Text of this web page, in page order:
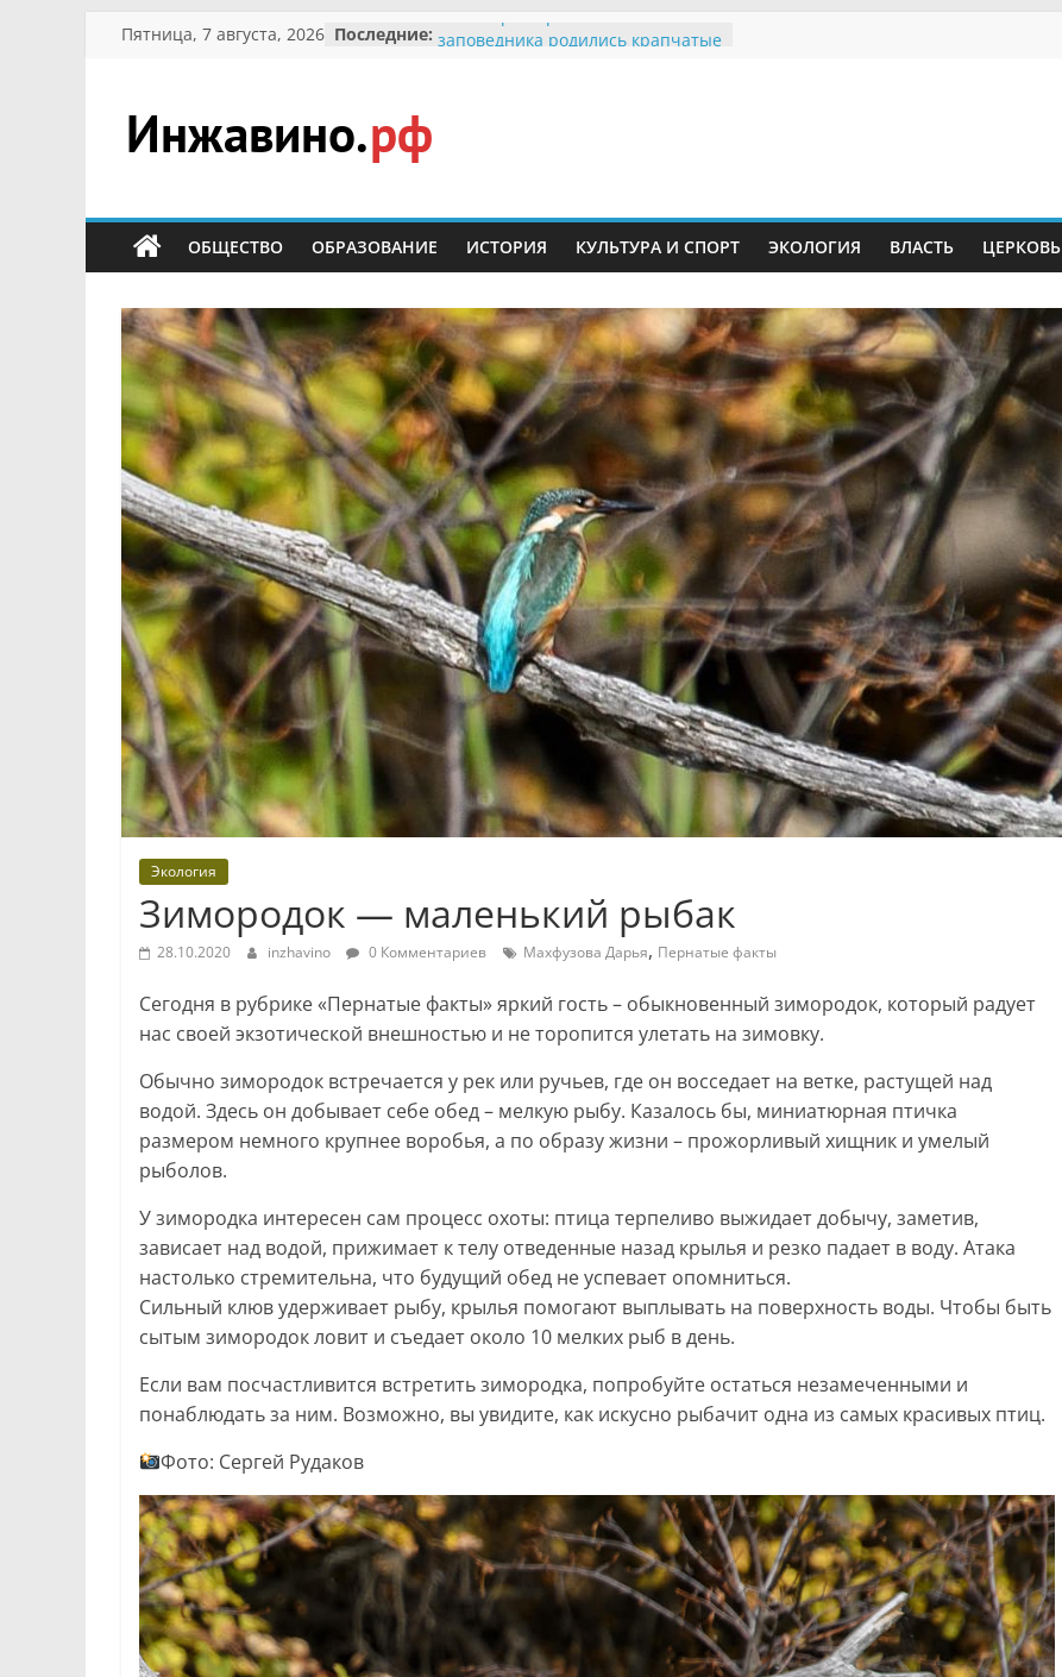
Перейти
Пятница, 7 августа, 2026 Последние: В вольере Воронинского
Отечественной, фронтовичке
Александре Николаевне
Кирсановой
Ученики приняли участие в
мероприятии «Сохраним
первоцветы!»
Инжавино.рф
сельский
портал
ОБЩЕСТВО ОБРАЗОВАНИЕ ИСТОРИЯ КУЛЬТУРА И СПОРТ ЭКОЛОГИЯ ВЛАСТЬ ЦЕРКОВЬ
Экология
Зимородок — маленький рыбак
28.10.2020 inzhavino 0 Комментариев Махфузова Дарья, Пернатые факты
Сегодня в рубрике «Пернатые факты» яркий гость – обыкновенный зимородок, который радует
нас своей экзотической внешностью и не торопится улетать на зимовку.
Обычно зимородок встречается у рек или ручьев, где он восседает на ветке, растущей над
водой. Здесь он добывает себе обед – мелкую рыбу. Казалось бы, миниатюрная птичка
размером немного крупнее воробья, а по образу жизни – прожорливый хищник и умелый
рыболов.
У зимородка интересен сам процесс охоты: птица терпеливо выжидает добычу, заметив,
зависает над водой, прижимает к телу отведенные назад крылья и резко падает в воду. Атака
настолько стремительна, что будущий обед не успевает опомниться.
Сильный клюв удерживает рыбу, крылья помогают выплывать на поверхность воды. Чтобы быть
сытым зимородок ловит и съедает около 10 мелких рыб в день.
Если вам посчастливится встретить зимородка, попробуйте остаться незамеченными и
понаблюдать за ним. Возможно, вы увидите, как искусно рыбачит одна из самых красивых птиц.
Фото: Сергей Рудаков